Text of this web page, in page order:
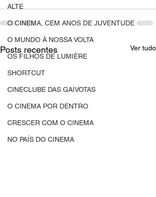
ALTE
O CINEMA, CEM ANOS DE JUVENTUDE
O MUNDO À NOSSA VOLTA
OS FILHOS DE LUMIÈRE
SHORTCUT
CINECLUBE DAS GAIVOTAS
O CINEMA POR DENTRO
CRESCER COM O CINEMA
NO PAÍS DO CINEMA
Posts recentes Ver tudo